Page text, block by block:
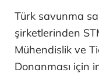
Türk savunma
şirketlerinden
Mühendislik ve
Donanması için